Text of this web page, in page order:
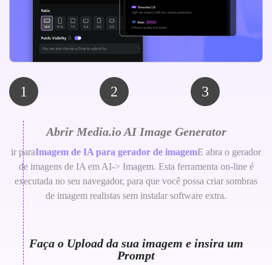
1 2 3
Abrir Media.io AI Image Generator
ir paraImagem de IA para gerador de imagemE abra o gerador
de imagens de IA em AI-> Imagem. Esta ferramenta on-line é
executada no seu navegador, para que você possa criar sombras
de imagem realistas sem instalar software extra.
Faça o Upload da sua imagem e insira um
Prompt